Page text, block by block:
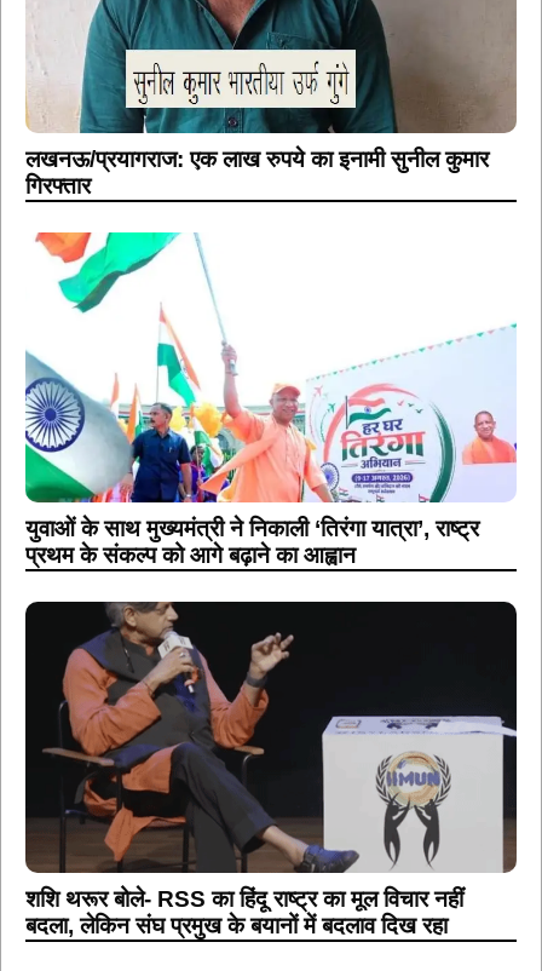
लखनऊ/प्रयागराज: एक लाख रुपये का इनामी सुनील कुमार
गिरफ्तार
युवाओं के साथ मुख्यमंत्री ने निकाली ‘तिरंगा यात्रा’, राष्ट्र
प्रथम के संकल्प को आगे बढ़ाने का आह्वान
शशि थरूर बोले- RSS का हिंदू राष्ट्र का मूल विचार नहीं
बदला, लेकिन संघ प्रमुख के बयानों में बदलाव दिख रहा